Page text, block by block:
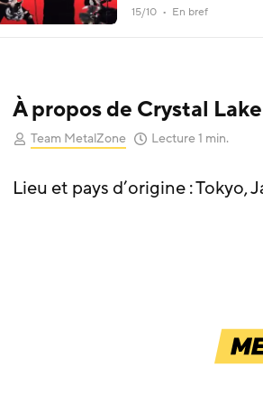
Team MetalZone Lecture 1 min.
À propos de Crystal Lake
Lieu et pays d’origine : Tokyo,
15/10 • En bref